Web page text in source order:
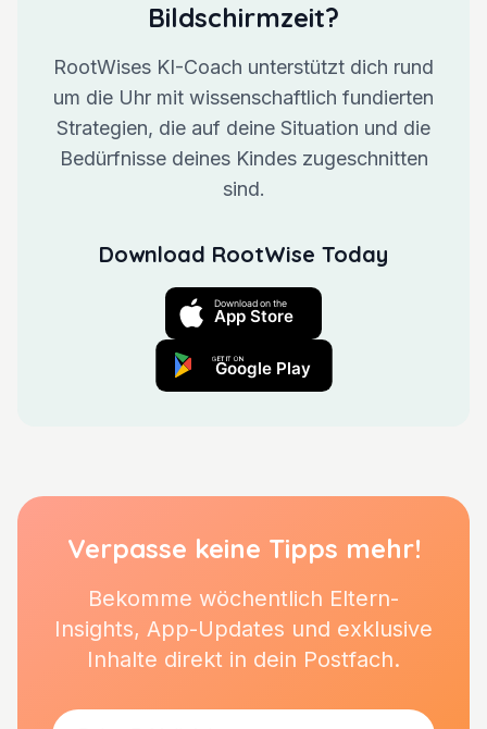
Bildschirmzeit?
RootWises KI-Coach unterstützt dich rund
um die Uhr mit wissenschaftlich fundierten
Strategien, die auf deine Situation und die
Bedürfnisse deines Kindes zugeschnitten
sind.
Download RootWise Today
Verpasse keine Tipps mehr!
Bekomme wöchentlich Eltern-
Insights, App-Updates und exklusive
Inhalte direkt in dein Postfach.